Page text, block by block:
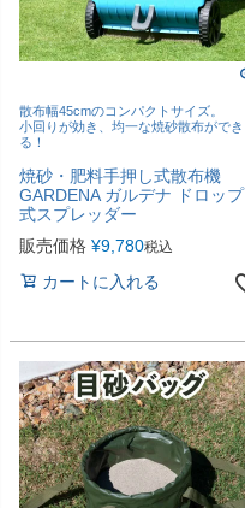
散布幅45cmのコンパクトサイズ。
小回りが効き、均一な焼砂散布ができ
る！
焼砂・肥料手押し式散布機
GARDENA ガルデナ ドロップ
式スプレッダー
販売価格 ¥9,780税込
カートに入れる